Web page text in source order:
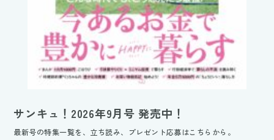
サンキュ！2026年9月号 発売中！
最新号の特集一覧を、立ち読み、プレゼント応募はこちらから。